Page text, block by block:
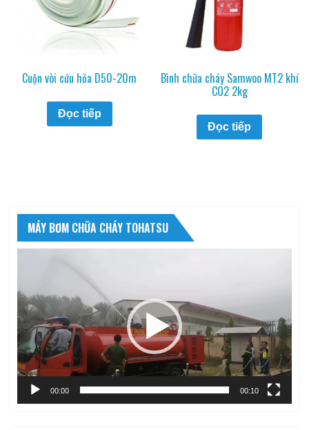
Cuộn vòi cứu hỏa D50-20m
Đọc tiếp
Bình chữa cháy Samwoo MT2 khí
CO2 2kg
Đọc tiếp
MÁY BƠM CHỮA CHÁY TOHATSU
Video
00:00 00:10